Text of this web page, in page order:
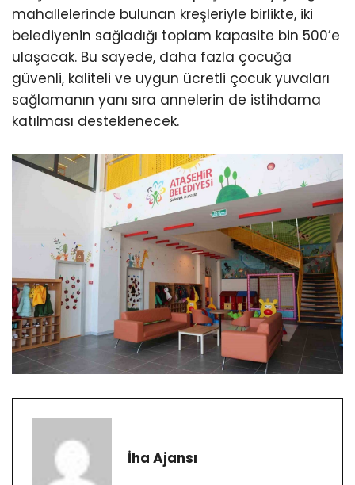
mahallelerinde bulunan kreşleriyle birlikte, iki
belediyenin sağladığı toplam kapasite bin 500’e
ulaşacak. Bu sayede, daha fazla çocuğa
güvenli, kaliteli ve uygun ücretli çocuk yuvaları
sağlamanın yanı sıra annelerin de istihdama
katılması desteklenecek.
İha Ajansı